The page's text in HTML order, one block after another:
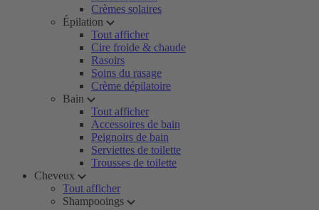
Crèmes solaires
Épilation
Tout afficher
Cire froide & chaude
Rasoirs
Soins du rasage
Crème dépilatoire
Bain
Tout afficher
Accessoires de bain
Peignoirs de bain
Serviettes de toilette
Trousses de toilette
Cheveux
Tout afficher
Shampooings